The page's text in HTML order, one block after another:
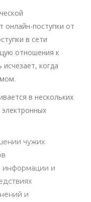
онлайн-поступки от
в сети
отношения к
когда
в нескольких
чужих
информации и
и